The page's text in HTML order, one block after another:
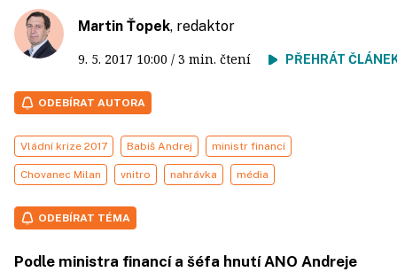
Martin Ťopek, redaktor
9. 5. 2017 10:00 / 3 min. čtení PŘEHRÁT
ODEBÍRAT AUTORA
Vládní krize 2017 Babiš Andrej ministr financí
Chovanec Milan vnitro nahrávka média
ODEBÍRAT TÉMA
Podle ministra financí a šéfa hnutí ANO Andreje